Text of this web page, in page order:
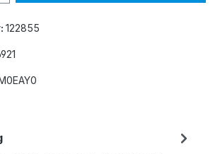
122855